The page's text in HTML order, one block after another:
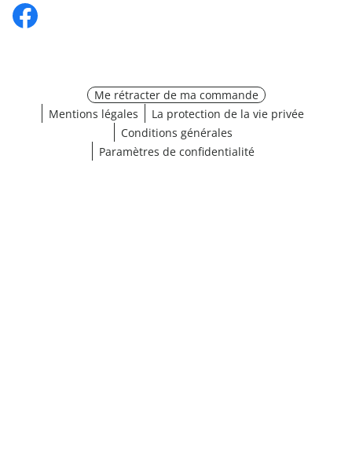
Me rétracter de ma commande
Mentions légales
La protection de la vie privée
Conditions générales
Paramètres de confidentialité